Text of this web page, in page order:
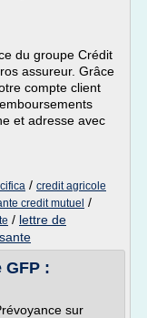
du groupe Crédit
assureur. Grâce
compte client
et adresse avec
/ credit agricole
credit mutuel /
/ lettre de
:
sur